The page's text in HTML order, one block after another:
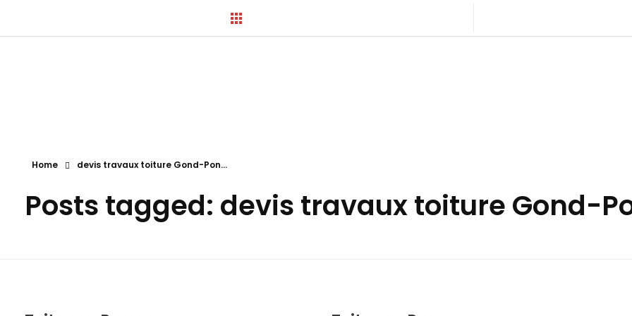
Home devis travaux toiture Gond-Pon...
Posts tagged: devis travaux toiture Gond-